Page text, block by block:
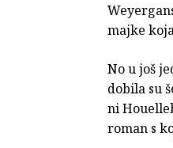
majke
No u još
dobila su
ni
roman s